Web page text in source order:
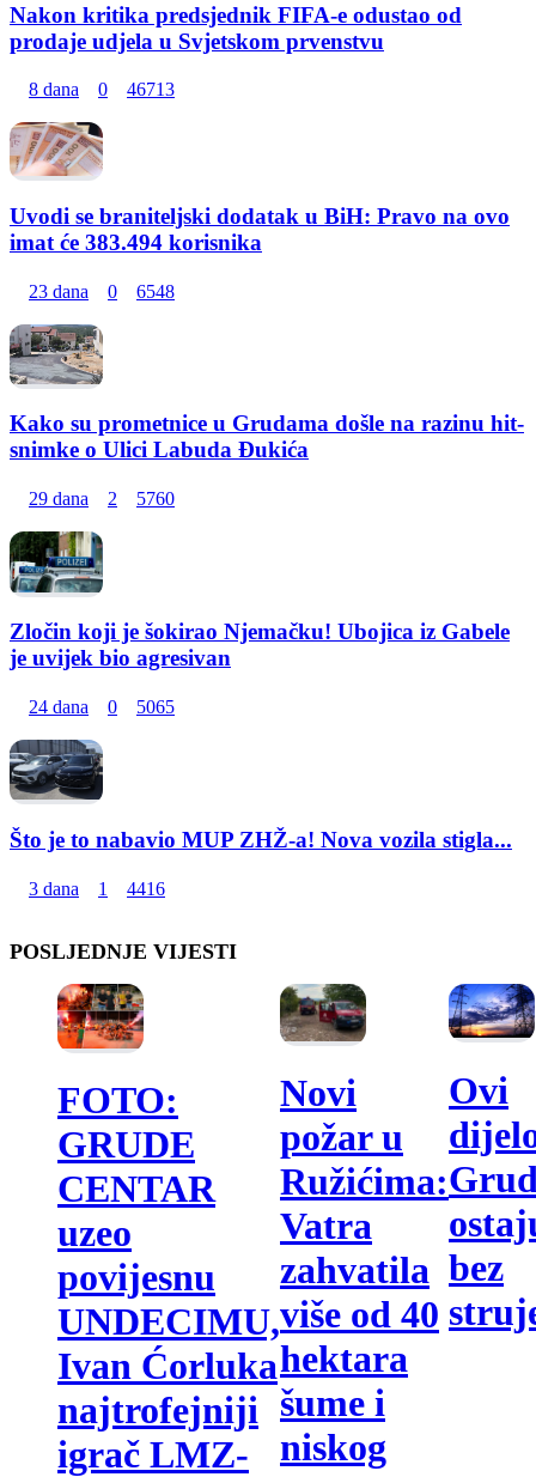
Nakon kritika predsjednik FIFA-e odustao od
prodaje udjela u Svjetskom prvenstvu
8 dana 0 46713
Uvodi se braniteljski dodatak u BiH: Pravo na ovo
imat će 383.494 korisnika
23 dana 0 6548
Kako su prometnice u Grudama došle na razinu hit-
snimke o Ulici Labuda Đukića
29 dana 2 5760
Zločin koji je šokirao Njemačku! Ubojica iz Gabele
je uvijek bio agresivan
24 dana 0 5065
Što je to nabavio MUP ZHŽ-a! Nova vozila stigla...
3 dana 1 4416
POSLJEDNJE VIJESTI
FOTO:
GRUDE
CENTAR
uzeo
povijesnu
UNDECIMU,
Ivan Ćorluka
najtrofejniji
igrač LMZ-
Novi
požar u
Ružićima:
Vatra
zahvatila
više od 40
hektara
šume i
niskog
Ovi
bez